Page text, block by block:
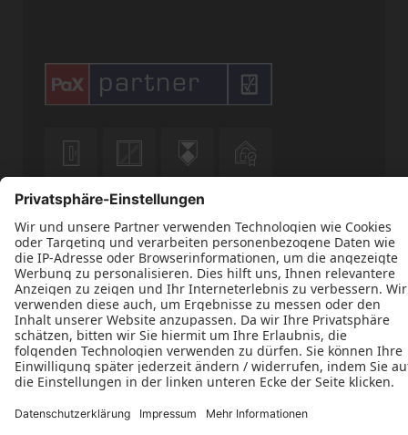
  
  
   
Datenschutz Impressum Kontakt
AGB
H. & W. Blum Schreinereibetrieb e. K. © 2026